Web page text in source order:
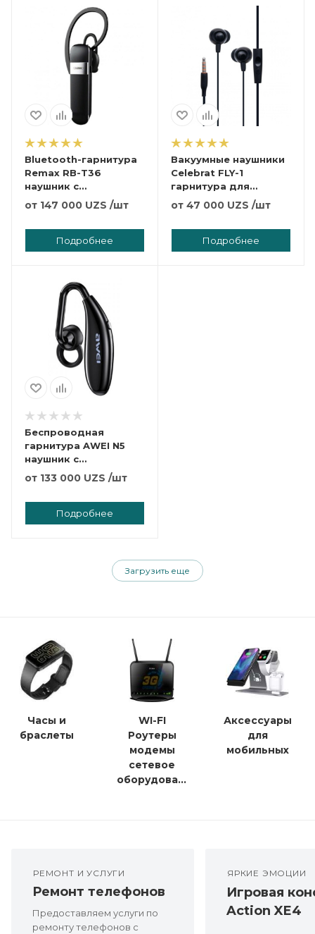
Bluetooth-гарнитура
Remax RB-T36
наушник с
микрофоном
от 147 000 UZS /шт
Подробнее
Вакуумные наушники
Celebrat FLY-1
гарнитура для
телефона
от 47 000 UZS /шт
Подробнее
Беспроводная
гарнитура AWEI N5
наушник с
микрофоном
от 133 000 UZS /шт
Подробнее
Загрузить еще
Часы и
браслеты
WI-FI
Роутеры
модемы
сетевое
оборудование
Аксессуары
для
мобильных
РЕМОНТ И УСЛУГИ
Ремонт телефонов
Предоставляем услуги по
ремонту телефонов с
ЯРКИЕ ЭМОЦИИ
Игровая
Action XE4